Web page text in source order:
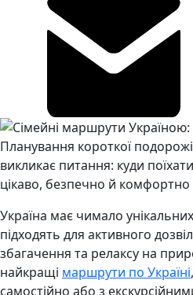
Планування короткої
викликає питання: куди
цікаво, безпечно й комфортно
Україна має чимало
підходять для активного
збагачення та релаксу на
найкращі маршрути по Україні
самостійно або з